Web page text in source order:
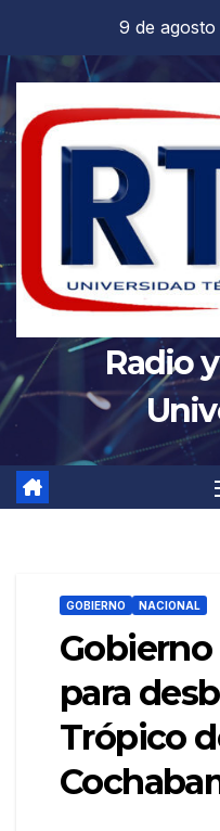
contenido
9 de agosto
Radio
GOBIERNO NACIONAL
para
Trópico